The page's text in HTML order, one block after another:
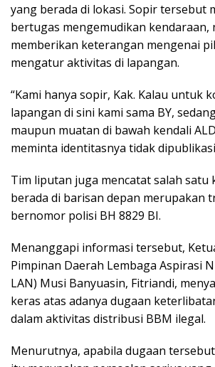
yang berada di lokasi. Sopir tersebut
bertugas mengemudikan kendaraan,
memberikan keterangan mengenai
mengatur aktivitas di lapangan.
“Kami hanya sopir, Kak. Kalau untuk
lapangan di sini kami sama BY,
maupun muatan di bawah kendali
meminta identitasnya tidak
Tim liputan juga mencatat salah satu
berada di barisan depan merupakan
bernomor polisi BH 8829 BI.
Menanggapi informasi tersebut,
Pimpinan Daerah Lembaga Aspirasi
LAN) Musi Banyuasin, Fitriandi,
keras atas adanya dugaan
dalam aktivitas distribusi BBM ilegal.
Menurutnya, apabila dugaan